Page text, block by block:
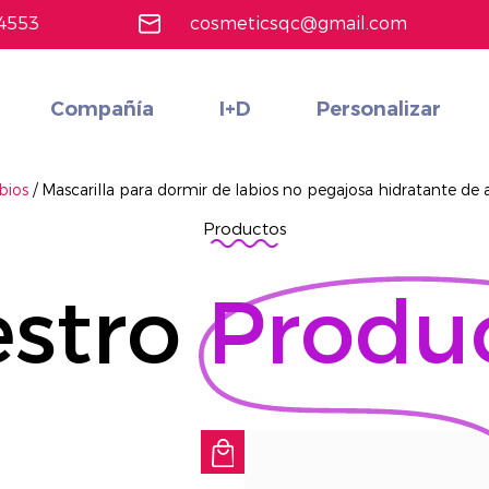
cosmeticsqc@gmail.com
Compañía I+D Personalizar
/ Mascarilla para dormir de labios no pegajosa hidratante de
Productos